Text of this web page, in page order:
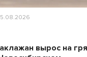
вырос на